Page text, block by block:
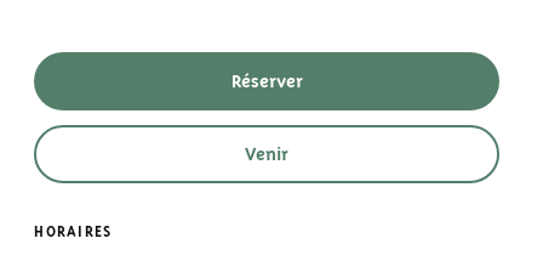
Réserver
Venir
HORAIRES